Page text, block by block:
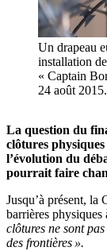
Un drapeau
installation
« Captain
24 août
La question du
clôtures
l’évolution du
pourrait faire
Jusqu’à présent, la
barrières physiques
clôtures ne sont
des frontières ».